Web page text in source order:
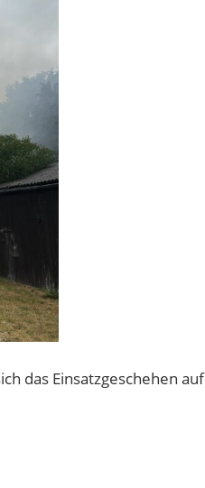
das Einsatzgeschehen auf